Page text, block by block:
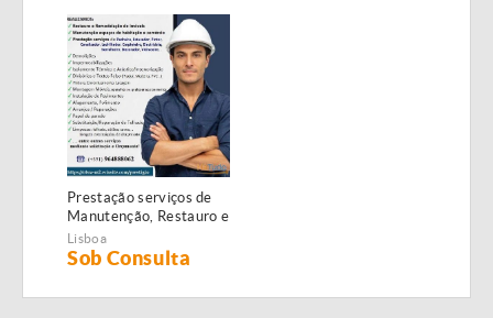
Prestação serviços de
Manutenção, Restauro e
Remodelação de
imóveis!
Lisboa
Sob Consulta